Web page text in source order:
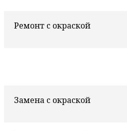
Ремонт с окраской
Замена с окраской